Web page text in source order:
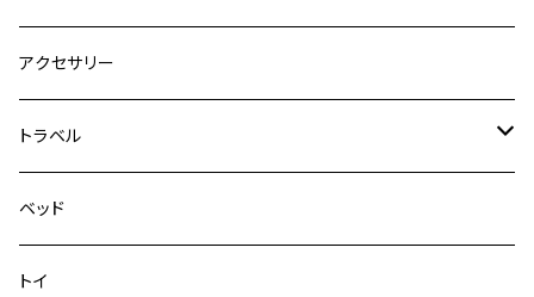
デニム＆コーデュロイ
その他
デニム＆コーデュロイ
その他
クイックハーネス
メッシュフィットハーネス
デニム＆コーデュロイ
その他
DFDブースト
アクセサリー
トラベル
ドライブハーネス
カーシートアタッチメント
ベッド
トイ